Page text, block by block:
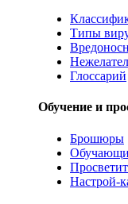
Типы
Глоссарий
Обучение и
Брошюры
Настрой-